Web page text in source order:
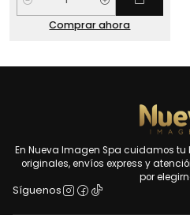
Cantidad
Comprar ahora
En Nueva Imagen Spa cuidamos
originales, envíos express y
por
Síguenos